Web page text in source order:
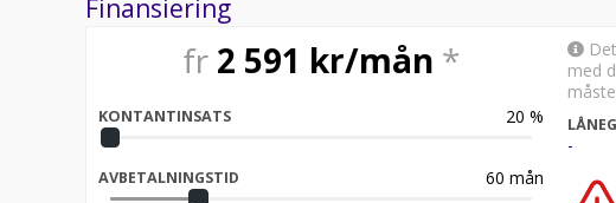
Finansiering
fr 2 591 kr/mån *
KONTANTINSATS 20 %
AVBETALNINGSTID 60 mån
med
-